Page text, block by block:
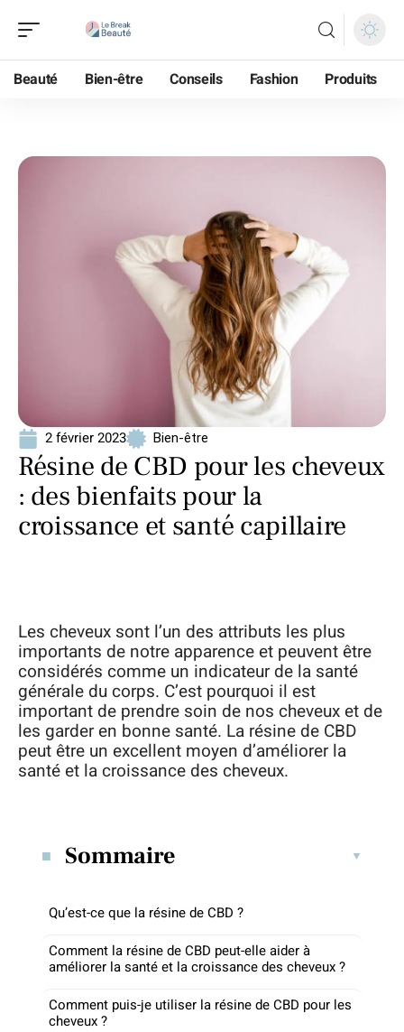
Beauté Bien-être Conseils Fashion Produits
2 février 2023 Bien-être
Résine de CBD pour les cheveux
: des bienfaits pour la
croissance et santé capillaire
Les cheveux sont l’un des attributs les plus
importants de notre apparence et peuvent être
considérés comme un indicateur de la santé
générale du corps. C’est pourquoi il est
important de prendre soin de nos cheveux et de
les garder en bonne santé. La résine de CBD
peut être un excellent moyen d’améliorer la
santé et la croissance des cheveux.
Sommaire
Qu’est-ce que la résine de CBD ?
Comment la résine de CBD peut-elle aider à
améliorer la santé et la croissance des cheveux ?
Comment puis-je utiliser la résine de CBD pour les
cheveux ?